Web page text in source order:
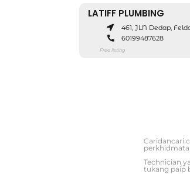
LATIFF PLUMBING
461, JLN Dedap,
60199487628
Free listing
Technician
tukang paip